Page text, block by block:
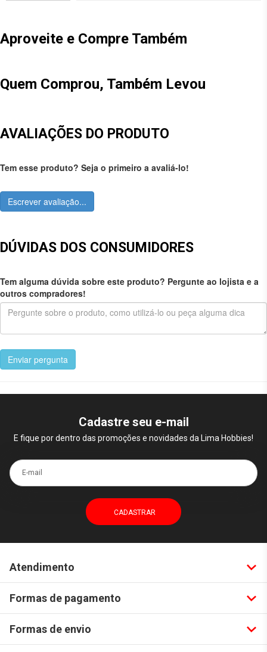
Aproveite e Compre Também
Quem Comprou, Também Levou
AVALIAÇÕES DO PRODUTO
Tem esse produto? Seja o primeiro a avaliá-lo!
Escrever avaliação...
DÚVIDAS DOS CONSUMIDORES
Tem alguma dúvida sobre este produto? Pergunte ao lojista e a
outros compradores!
Enviar pergunta
Cadastre seu e-mail
E fique por dentro das promoções e novidades da Lima Hobbies!
E-mail
Atendimento
Formas de pagamento
Formas de envio